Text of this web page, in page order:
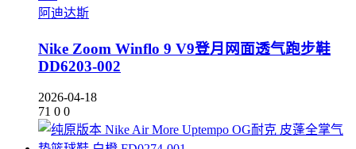
阿迪达斯
Nike Zoom Winflo 9 V9登月网面透气跑步鞋
DD6203-002
2026-04-18
71 0 0